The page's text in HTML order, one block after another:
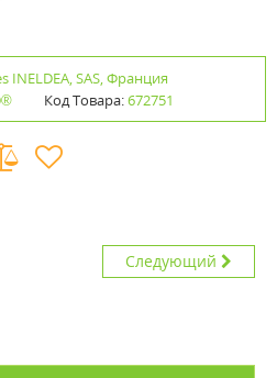
INELDEA, SAS, Франция
Код Товара:672751
Следующий